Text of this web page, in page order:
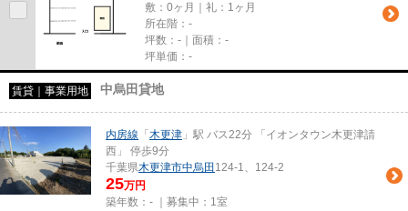
敷：0ヶ月｜礼：1ヶ月
所在階：-
坪数：-｜面積：-
坪単価：-
賃貸｜事業用地 中烏田貸地
内房線 「 木更津 」駅 バス22分 「イオンタウン木更津請
西」 停歩9分
千葉県木更津市中烏田 124-1、124-2
25万円
築年数：- ｜募集中： 1室